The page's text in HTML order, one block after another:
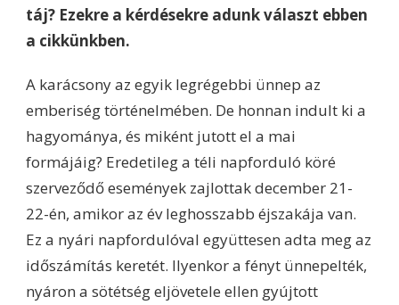
táj? Ezekre a kérdésekre adunk választ ebben
a cikkünkben.
A karácsony az egyik legrégebbi ünnep az
emberiség történelmében. De honnan indult ki a
hagyománya, és miként jutott el a mai
formájáig? Eredetileg a téli napforduló köré
szerveződő események zajlottak december 21-
22-én, amikor az év leghosszabb éjszakája van.
Ez a nyári napfordulóval együttesen adta meg az
időszámítás keretét. Ilyenkor a fényt ünnepelték,
nyáron a sötétség eljövetele ellen gyújtott